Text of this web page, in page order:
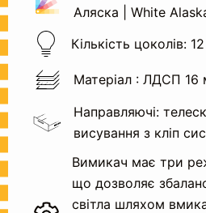
Аляска | White
Кількість цоколів:
Матеріал : ЛДСП 16
Направляючі:
висування з кліп
Вимикач має три
що дозволяє
світла шляхом